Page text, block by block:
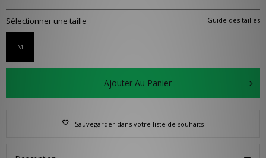
Guide des tailles
Sélectionner une taille
M
Ajouter Au Panier
Sauvegarder dans votre liste de souhaits